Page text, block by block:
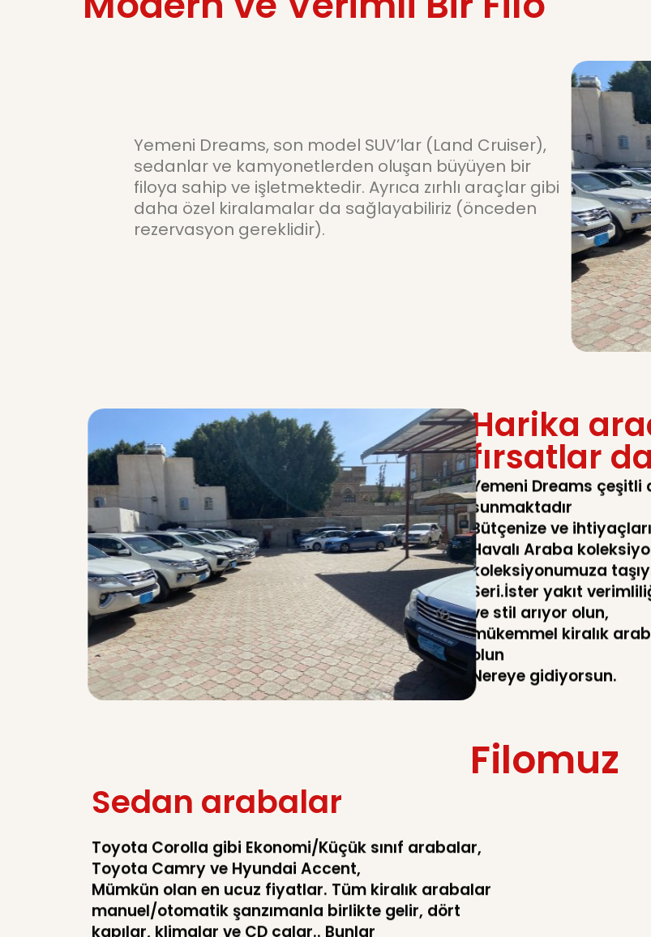
Yemeni Dreams, son model SUV’lar (Land Cruiser),
sedanlar ve kamyonetlerden oluşan büyüyen bir
filoya sahip ve işletmektedir. Ayrıca zırhlı araçlar gibi
daha özel kiralamalar da sağlayabiliriz (önceden
rezervasyon gereklidir).
Harika
fırsatlar
Yemeni Dreams
sunmaktadır
Bütçenize ve
Havalı Araba
koleksiyonumuza
Seri.İster yakıt
ve stil arıyor olun,
mükemmel kiralık
olun
Nereye gidiyorsun.
Filomuz
Sedan arabalar
Toyota Corolla gibi Ekonomi/Küçük sınıf arabalar,
Toyota Camry ve Hyundai Accent,
Mümkün olan en ucuz fiyatlar. Tüm kiralık arabalar
manuel/otomatik şanzımanla birlikte gelir, dört
kapılar, klimalar ve CD çalar.. Bunlar